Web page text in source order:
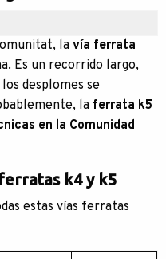
la vía ferrata
Es un recorrido largo,
desplomes se
la ferrata k5
en la Comunidad
k4 y k5
estas vías ferratas